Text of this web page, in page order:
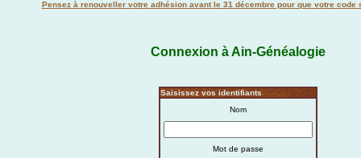
Pensez à renouveller votre adhésion avant le 31 décembre pour que votre code
Connexion à Ain-Généalogie
Saisissez vos identifiants
Nom
Mot de passe